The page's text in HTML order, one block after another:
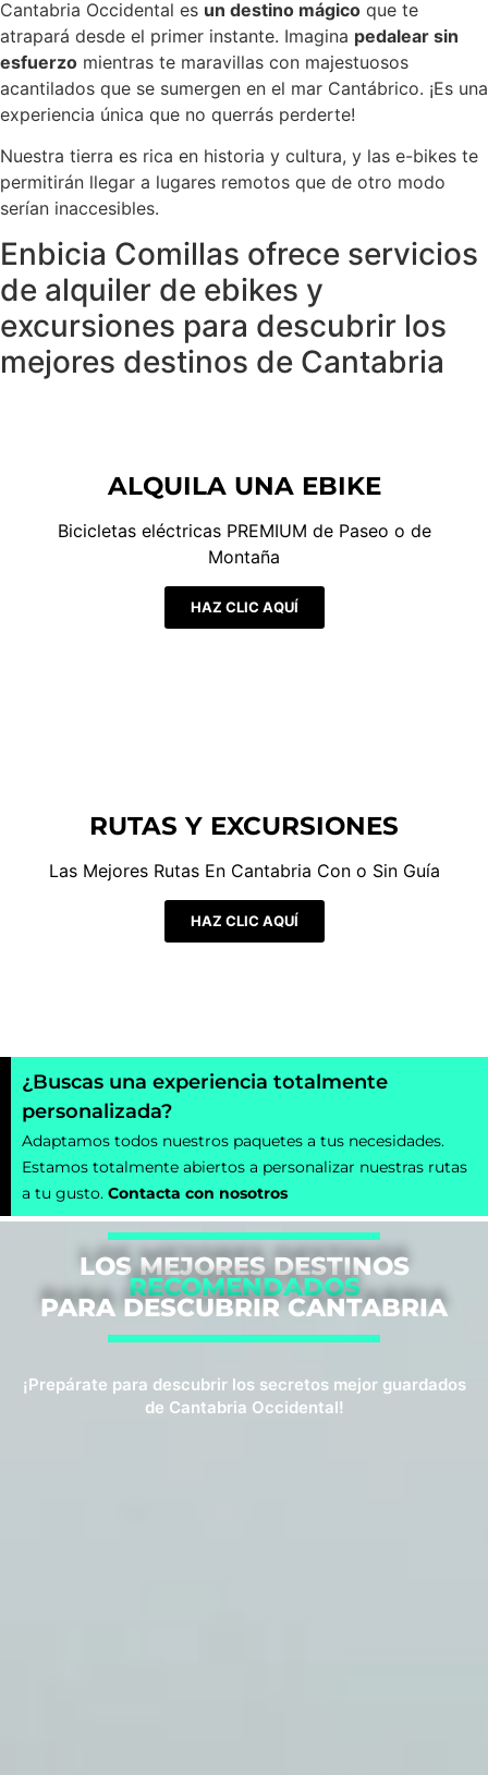
Cantabria Occidental es un destino mágico que te
atrapará desde el primer instante. Imagina pedalear sin
esfuerzo mientras te maravillas con majestuosos
acantilados que se sumergen en el mar Cantábrico. ¡Es una
experiencia única que no querrás perderte!
Nuestra tierra es rica en historia y cultura, y las e-bikes te
permitirán llegar a lugares remotos que de otro modo
serían inaccesibles.
Enbicia Comillas ofrece servicios
de alquiler de ebikes y
excursiones para descubrir los
mejores destinos de Cantabria
ALQUILA UNA EBIKE
Bicicletas eléctricas PREMIUM de Paseo o de
Montaña
HAZ CLIC AQUÍ
RUTAS Y EXCURSIONES
Las Mejores Rutas En Cantabria Con o Sin Guía
HAZ CLIC AQUÍ
¿Buscas una experiencia totalmente
personalizada?
Adaptamos todos nuestros paquetes a tus necesidades.
Estamos totalmente abiertos a personalizar nuestras rutas
a tu gusto. Contacta con nosotros
LOS MEJORES DESTINOS
RECOMENDADOS
PARA DESCUBRIR CANTABRIA
¡Prepárate para descubrir los secretos mejor guardados
de Cantabria Occidental!